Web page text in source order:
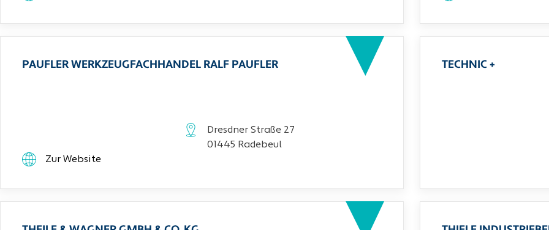
PAUFLER WERKZEUGFACHHANDEL RALF PAUFLER
Dresdner Straße 27
01445 Radebeul
Zur Website
TECHNIC +